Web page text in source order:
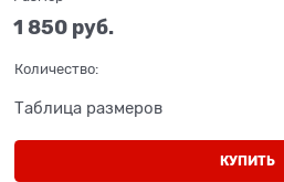
1 850 руб.
Количество:
Таблица размеров
КУПИТЬ